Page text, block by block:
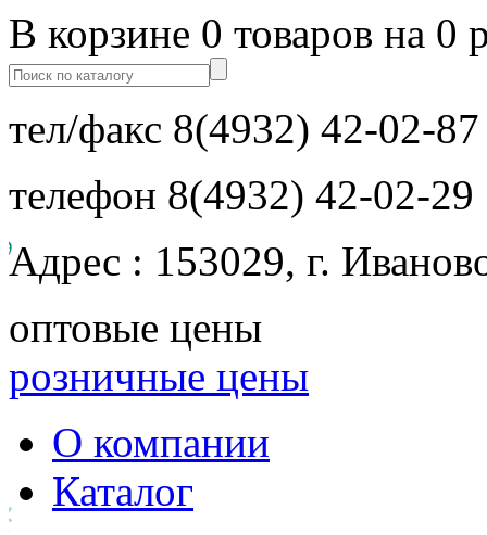
В корзине 0 товаров на 0
тел/факс 8(4932) 42-02-87
телефон 8(4932) 42-02-29
Адрес : 153029, г.
оптовые цены
розничные цены
О компании
Каталог